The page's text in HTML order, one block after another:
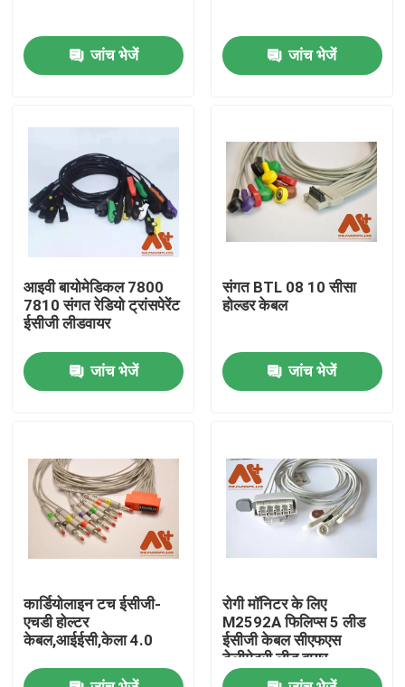
उत्पाद
हमारे बारे में
फैक्टरी यात्रा
गुणवत्ता नियंत्रण
समाचार
ईसीजी रोगी केबल
रोगी मॉनिटर केबल
पुन: प्रयोज्य खराब 2 सेंसर
जांच भेजें जांच भेजें
आइवी बायोमेडिकल 7800
7810 संगत रेडियो ट्रांसपेरेंट
ईसीजी लीडवायर
जांच भेजें
संगत BTL 08 10 सीसा
होल्डर केबल
जांच भेजें
कार्डियोलाइन टच ईसीजी-
एचडी होल्टर
केबल,आईईसी,केला 4.0
रोगी मॉनिटर के लिए
M2592A फिलिप्स 5 लीड
ईसीजी केबल सीएफएस
टेलीमेट्री लीड वायर